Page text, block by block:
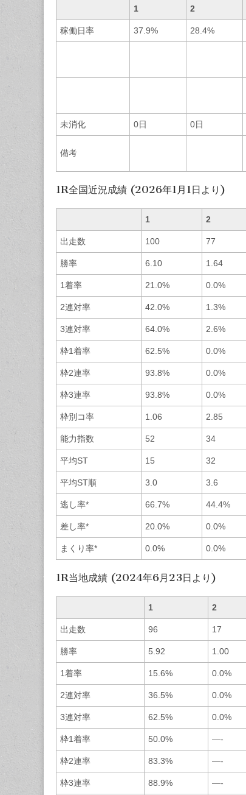
1 2
稼働日率 37.9% 28.4%
未消化 0日 0日
備考
1R全国近況成績 (2026年1月1日より)
1 2
出走数 100 77
勝率 6.10 1.64
1着率 21.0% 0.0%
2連対率 42.0% 1.3%
3連対率 64.0% 2.6%
枠1着率 62.5% 0.0%
枠2連率 93.8% 0.0%
枠3連率 93.8% 0.0%
枠別コ率 1.06 2.85
能力指数 52 34
平均ST 15 32
平均ST順 3.0 3.6
逃し率* 66.7% 44.4%
差し率* 20.0% 0.0%
まくり率* 0.0% 0.0%
1R当地成績 (2024年6月23日より)
1 2
出走数 96 17
勝率 5.92 1.00
1着率 15.6% 0.0%
2連対率 36.5% 0.0%
3連対率 62.5% 0.0%
枠1着率 50.0% —-
枠2連率 83.3% —-
枠3連率 88.9% —-